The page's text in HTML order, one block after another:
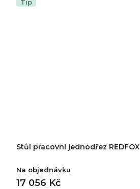
Tip
Stůl pracovní jednodřez
Na objednávku
17 056 Kč